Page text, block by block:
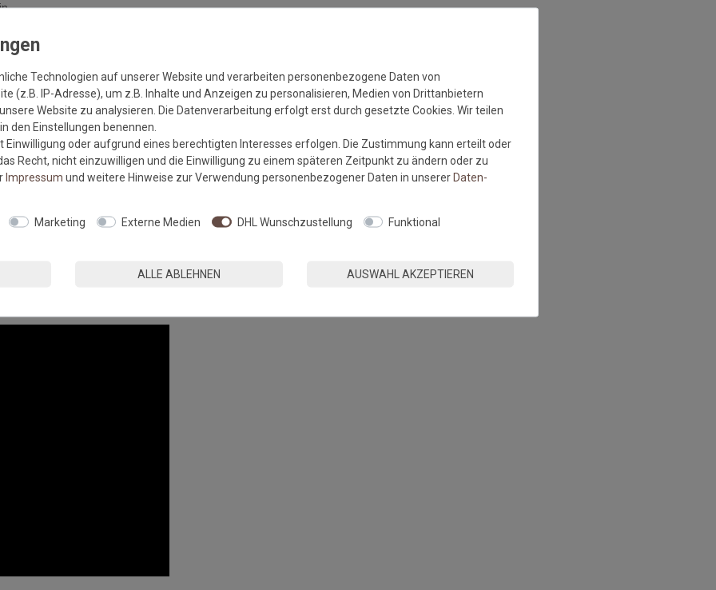
5%, sowie Farbabweichungen zwischen Bildschirmfoto und
und trockenen, festen Untergrund liegt, um eine
die Haftkraft des Gummis und vermindert die Gefahr von
und von offenem Feuer ferngehalten wird.
es durch Wechselwirkungen mit gummibeschichteten
in der EU hergestellt.
Technologien auf unserer Website und verarbeiten personenbezogene Daten von
(z.B. IP-Adresse), um z.B. Inhalte und Anzeigen zu personalisieren, Medien von Drittanbietern
Website zu analysieren. Die Datenverarbeitung erfolgt erst durch gesetzte Cookies. Wir teilen
den Einstellungen benennen.
Einwilligung oder aufgrund eines berechtigten Interesses erfolgen. Die Zustimmung kann erteilt oder
Recht, nicht einzuwilligen und die Einwilligung zu einem späteren Zeitpunkt zu ändern oder zu
Impressum und weitere Hinweise zur Verwendung personenbezogener Daten in unsererDaten­
Marketing Externe Medien DHL Wunschzustellung Funktional
ALLE ABLEHNEN AUSWAHL AKZEPTIEREN